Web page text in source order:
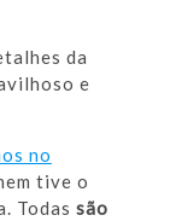
da
e
no
tive o
Todas são